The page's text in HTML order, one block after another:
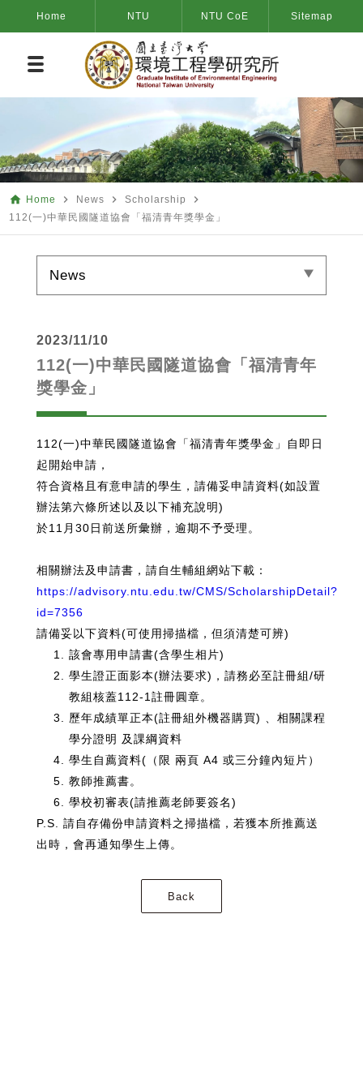
Home NTU NTU CoE Sitemap
home Home navigate_next News navigate_next Scholarship navigate_next
112(一)中華民國隧道協會「福清青年獎學金」
News
2023/11/10
112(一)中華民國隧道協會「福清青年
獎學金」
112(一)中華民國隧道協會「福清青年獎學金」自即日
起開始申請，
符合資格且有意申請的學生，請備妥申請資料(如設置
辦法第六條所述以及以下補充說明)
於11月30日前送所彙辦，逾期不予受理。
相關辦法及申請書，請自生輔組網站下載：
https://advisory.ntu.edu.tw/CMS/ScholarshipDetail?
id=7356
請備妥以下資料(可使用掃描檔，但須清楚可辨)
該會專用申請書(含學生相片)
學生證正面影本(辦法要求)，請務必至註冊組/研
教組核蓋112-1註冊圓章。
歷年成績單正本(註冊組外機器購買) 、相關課程
學分證明 及課綱資料
學生自薦資料(（限 兩頁 A4 或三分鐘內短片）
教師推薦書。
學校初審表(請推薦老師要簽名)
P.S. 請自存備份申請資料之掃描檔，若獲本所推薦送
出時，會再通知學生上傳。